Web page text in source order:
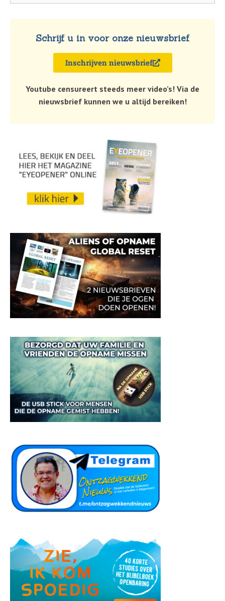
Schrijf u in voor onze nieuwsbrief
Inschrijven nieuwsbrief
Youtube censureert steeds meer video’s! Via de
nieuwsbrief kunnen we u altijd bereiken!